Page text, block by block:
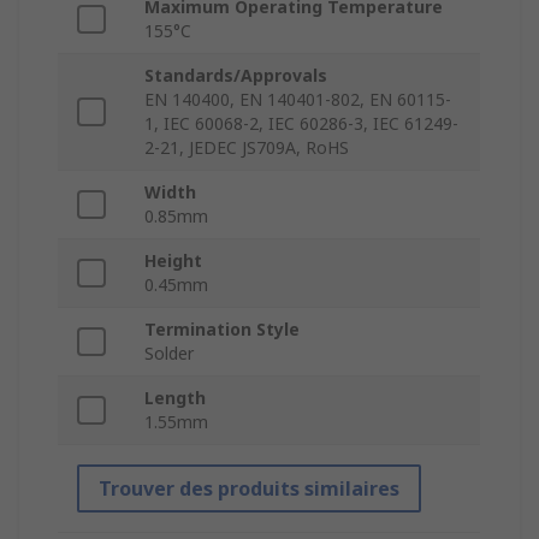
Maximum Operating Temperature
155°C
Standards/Approvals
EN 140400, EN 140401-802, EN 60115-
1, IEC 60068-2, IEC 60286-3, IEC 61249-
2-21, JEDEC JS709A, RoHS
Width
0.85mm
Height
0.45mm
Termination Style
Solder
Length
1.55mm
Trouver des produits similaires